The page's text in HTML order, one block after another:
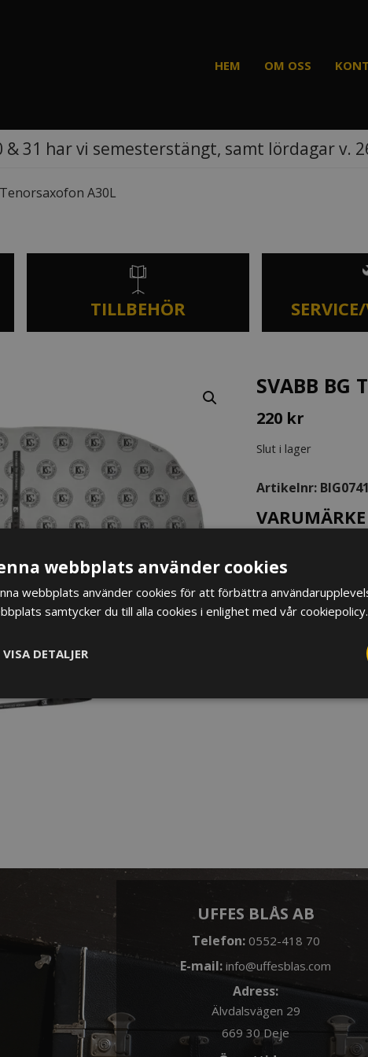
HEM OM OSS
& 31 har vi semesterstängt, samt lördagar v.
A30L
TILLBEHÖR
SVABB BG
220 kr
Slut i lager
Artikelnr:
VARUMÄRKE
SAXOFON
RENGÖRING
UFFES BLÅS AB
Telefon: 0552-418 70
E-mail: info@uffesblas.com
Adress:
Älvdalsvägen 29
669 30 Deje
webbplats använder cookies
webbplats använder cookies för att förbättra
samtycker du till alla cookies i enlighet med vår cookiepolicy.
VISA DETALJER